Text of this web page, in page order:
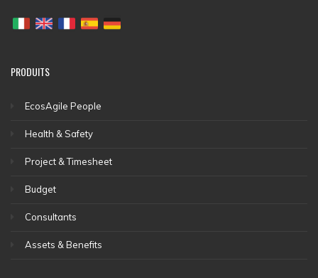
PRODUITS
EcosAgile People
Health & Safety
Project & Timesheet
Budget
Consultants
Assets & Benefits